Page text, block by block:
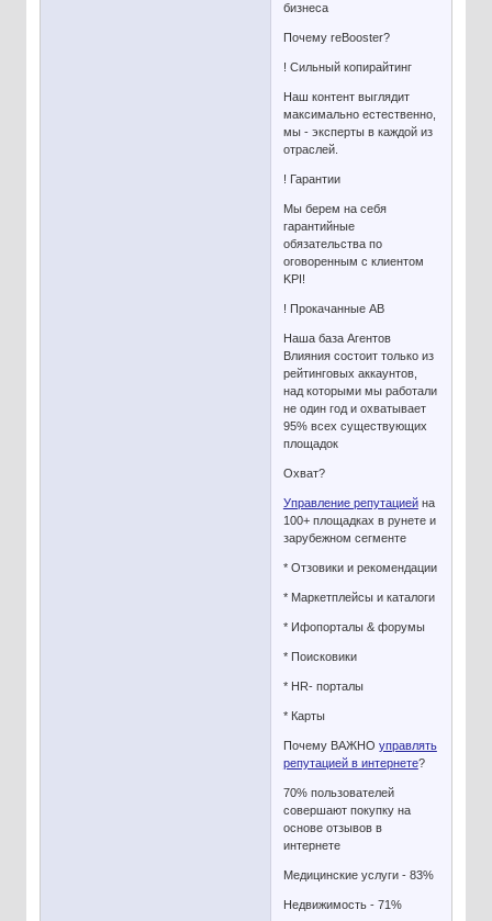
бизнеса
Почему reBooster?
! Сильный копирайтинг
Наш контент выглядит
максимально естественно,
мы - эксперты в каждой из
отраслей.
! Гарантии
Мы берем на себя
гарантийные
обязательства по
оговоренным с клиентом
KPI!
! Прокачанные АВ
Наша база Агентов
Влияния состоит только из
рейтинговых аккаунтов,
над которыми мы работали
не один год и охватывает
95% всех существующих
площадок
Охват?
Управление репутациейна
100+ площадках в рунете и
зарубежном сегменте
* Отзовики и рекомендации
* Маркетплейсы и каталоги
* Ифопорталы & форумы
* Поисковики
* HR- порталы
* Карты
Почему ВАЖНО управлять
репутацией в интернете?
70% пользователей
совершают покупку на
основе отзывов в
интернете
Медицинские услуги - 83%
Недвижимость - 71%